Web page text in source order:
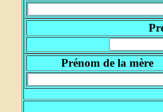
Prénom de la mère